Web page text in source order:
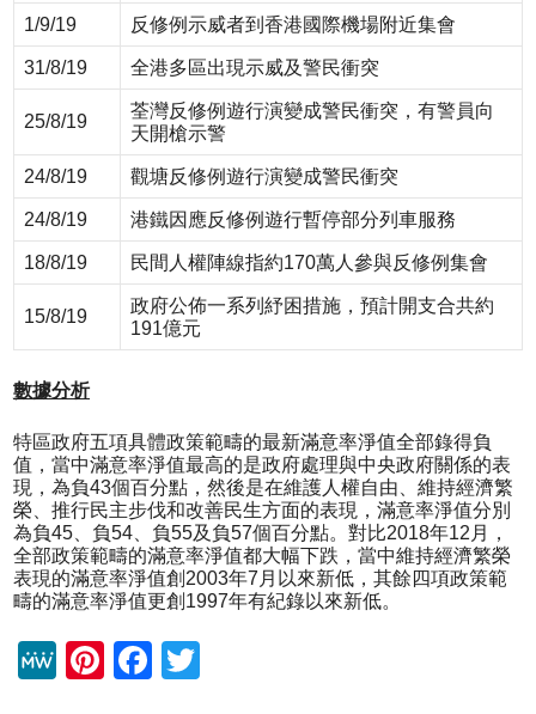
1/9/19 反修例示威者到香港國際機場附近集會
31/8/19 全港多區出現示威及警民衝突
25/8/19
荃灣反修例遊行演變成警民衝突，有警員向
天開槍示警
24/8/19 觀塘反修例遊行演變成警民衝突
24/8/19 港鐵因應反修例遊行暫停部分列車服務
18/8/19 民間人權陣線指約170萬人參與反修例集會
15/8/19
政府公佈一系列紓困措施，預計開支合共約
191億元
數據分析
特區政府五項具體政策範疇的最新滿意率淨值全部錄得負
值，當中滿意率淨值最高的是政府處理與中央政府關係的表
現，為負43個百分點，然後是在維護人權自由、維持經濟繁
榮、推行民主步伐和改善民生方面的表現，滿意率淨值分別
為負45、負54、負55及負57個百分點。對比2018年12月，
全部政策範疇的滿意率淨值都大幅下跌，當中維持經濟繁榮
表現的滿意率淨值創2003年7月以來新低，其餘四項政策範
疇的滿意率淨值更創1997年有紀錄以來新低。
M
Pi
F